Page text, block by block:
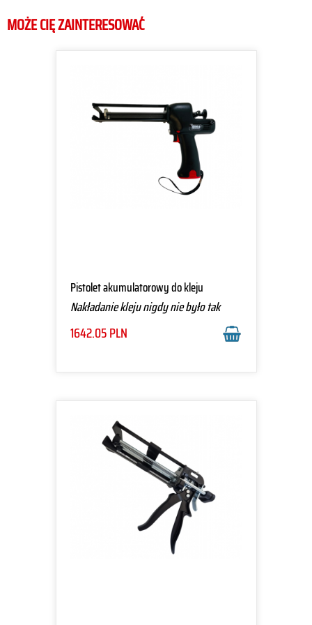
MOŻE CIĘ ZAINTERESOWAĆ
Pistolet akumulatorowy do kleju
Nakładanie kleju nigdy nie było tak
proste
1642.05PLN